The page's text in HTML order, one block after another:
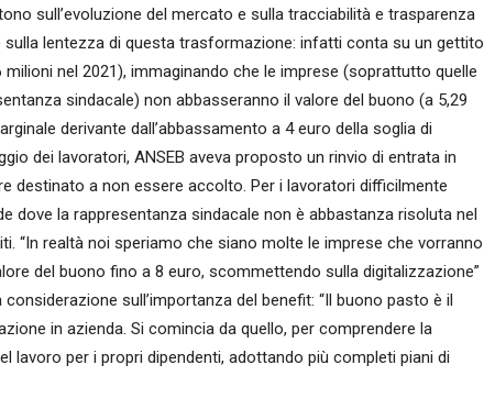
sull’evoluzione del mercato e sulla tracciabilità e trasparenza
lentezza di questa trasformazione: infatti conta su un gettito
nel 2021), immaginando che le imprese (soprattutto quelle
sindacale) non abbasseranno il valore del buono (a 5,29
derivante dall’abbassamento a 4 euro della soglia di
dei lavoratori, ANSEB aveva proposto un rinvio di entrata in
destinato a non essere accolto. Per i lavoratori difficilmente
dove la rappresentanza sindacale non è abbastanza risoluta nel
“In realtà noi speriamo che siano molte le imprese che vorranno
del buono fino a 8 euro, scommettendo sulla digitalizzazione”
sull’importanza del benefit: “Il buono pasto è il
in azienda. Si comincia da quello, per comprendere la
lavoro per i propri dipendenti, adottando più completi piani di